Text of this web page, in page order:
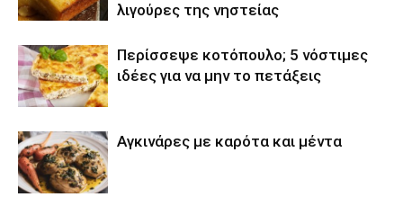
λιγούρες της νηστείας
Περίσσεψε κοτόπουλο; 5 νόστιμες
ιδέες για να μην το πετάξεις
Αγκινάρες με καρότα και μέντα